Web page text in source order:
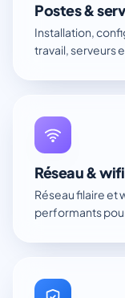
Postes &
Installation,
travail, serveurs
Réseau &
Réseau filaire et
performants